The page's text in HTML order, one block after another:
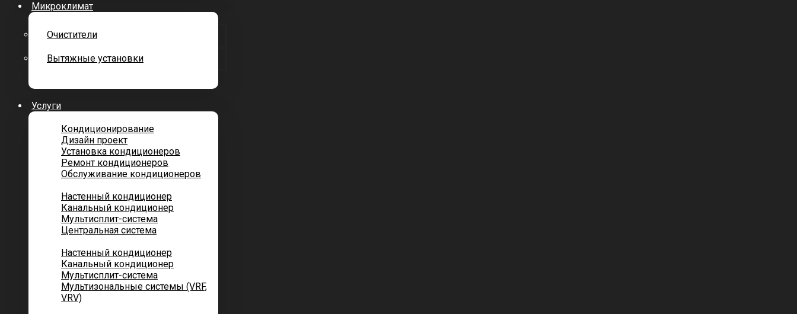
Микроклимат
Очистители
Вытяжные установки
Услуги
Кондиционирование
Дизайн проект
Установка кондиционеров
Ремонт кондиционеров
Обслуживание кондиционеров
Настенный кондиционер
Канальный кондиционер
Мультисплит-система
Центральная система
Настенный кондиционер
Канальный кондиционер
Мультисплит-система
Мультизональные системы (VRF,
VRV)